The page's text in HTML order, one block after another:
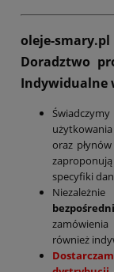
oleje-smary.pl
Doradztwo
Indywidualne
Świadczymy
oraz
specyfiki
również